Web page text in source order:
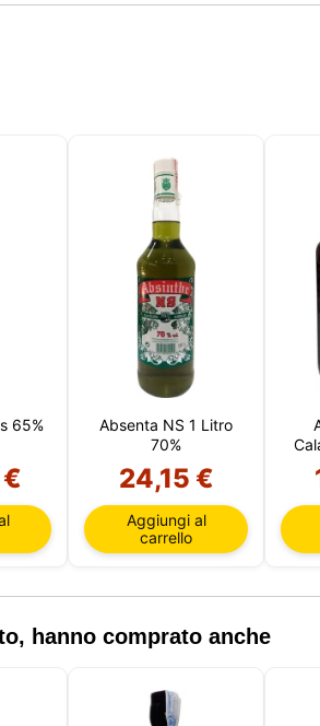
65%
Absenta NS 1 Litro
70%
24,15 €
Aggiungi al
carrello
hanno comprato anche